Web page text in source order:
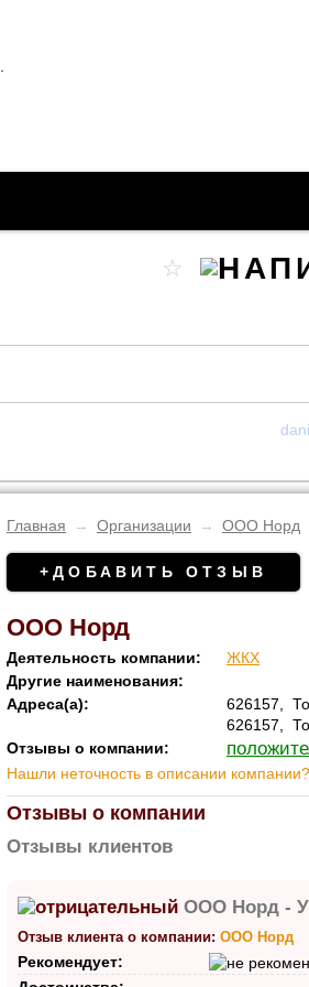
Главная → Организации → ООО Норд
+ДОБАВИТЬ ОТЗЫВ
ООО Норд
Деятельность компании:
ЖКХ
Другие наименования:
Адреса(а):
626157
626157
Отзывы о компании:
Нашли неточность в описании
Отзывы о компании
Отзывы клиентов
ООО Норд -
Отзыв клиента о компании: ООО Норд
Рекомендует: